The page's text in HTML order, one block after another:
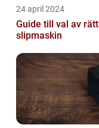
24 april 2024
Guide till val av rätt
slipmaskin